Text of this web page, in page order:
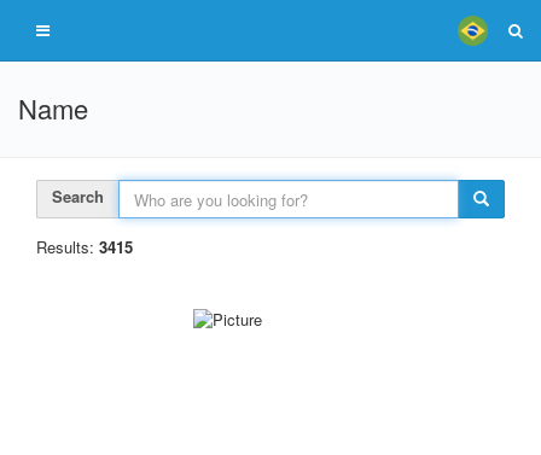
Name
Search
Results: 3415